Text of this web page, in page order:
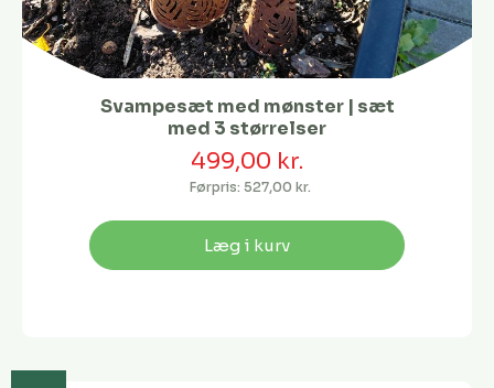
Svampesæt med mønster | sæt
med 3 størrelser
499,00 kr.
Førpris: 527,00 kr.
Læg i kurv